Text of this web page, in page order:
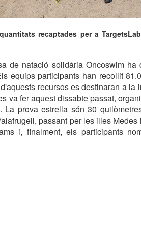
recaptades per a
de natació solidària Oncoswim ha
equips participants han recollit
recursos es destinaran a la
va fer aquest dissabte passat,
La prova estrella són 30
passant per les illes
i, finalment, els participants